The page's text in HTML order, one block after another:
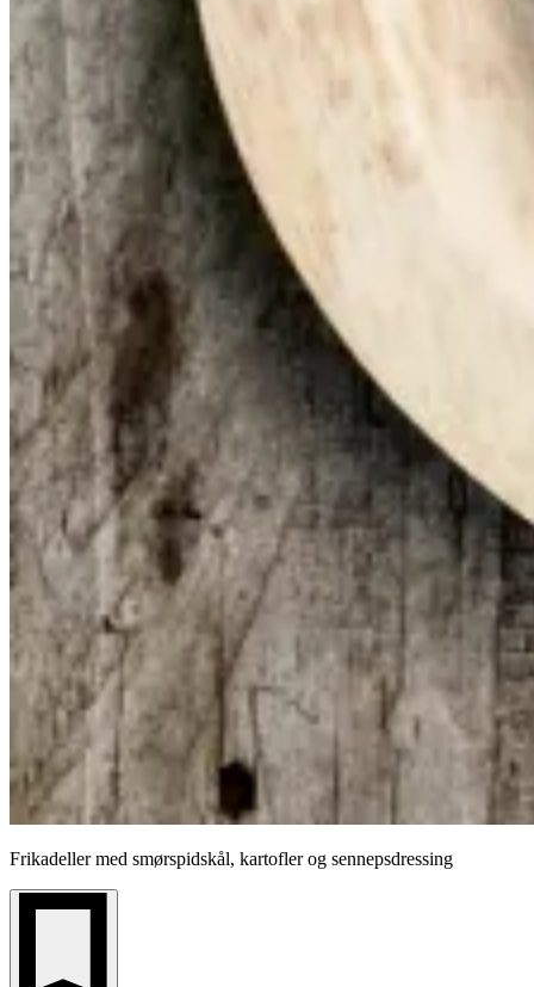
Frikadeller med smørspidskål, kartofler og sennepsdressing